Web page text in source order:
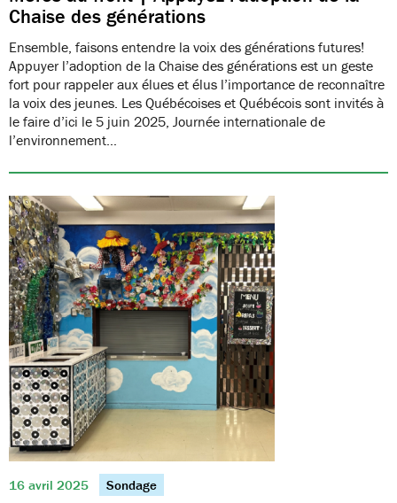
Chaise des générations
Ensemble, faisons entendre la voix des générations futures!
Appuyer l’adoption de la Chaise des générations est un geste
fort pour rappeler aux élues et élus l’importance de reconnaître
la voix des jeunes. Les Québécoises et Québécois sont invités à
le faire d’ici le 5 juin 2025, Journée internationale de
l’environnement…
16 avril 2025 Sondage